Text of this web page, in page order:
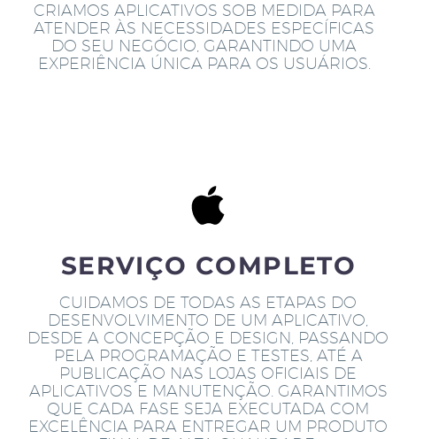
CRIAMOS APLICATIVOS SOB MEDIDA PARA
ATENDER ÀS NECESSIDADES ESPECÍFICAS
DO SEU NEGÓCIO, GARANTINDO UMA
EXPERIÊNCIA ÚNICA PARA OS USUÁRIOS.
SERVIÇO COMPLETO
CUIDAMOS DE TODAS AS ETAPAS DO
DESENVOLVIMENTO DE UM APLICATIVO,
DESDE A CONCEPÇÃO E DESIGN, PASSANDO
PELA PROGRAMAÇÃO E TESTES, ATÉ A
PUBLICAÇÃO NAS LOJAS OFICIAIS DE
APLICATIVOS E MANUTENÇÃO. GARANTIMOS
QUE CADA FASE SEJA EXECUTADA COM
EXCELÊNCIA PARA ENTREGAR UM PRODUTO